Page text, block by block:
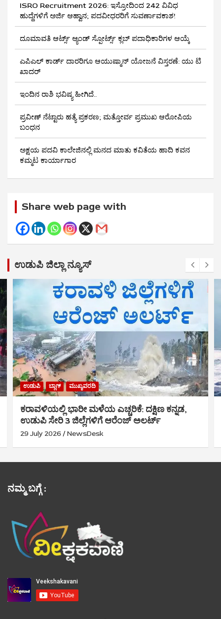
ISRO Recruitment 2026: ಇಸ್ರೋದಿಂದ 242 ವಿವಿಧ
ಹುದ್ದೆಗಳಿಗೆ ಅರ್ಜಿ ಆಹ್ವಾನ; ಪದವೀಧರರಿಗೆ ಸುವರ್ಣಾವಕಾಶ!
ದೂಮಾವತಿ ಆರ್ಟ್ಸ್ ಆ್ಯಂಡ್ ಸ್ಪೋರ್ಟ್ಸ್ ಕ್ಲಬ್‌ ಪದಾಧಿಕಾರಿಗಳ ಆಯ್ಕೆ
ಎಪಿಎಲ್ ಕಾರ್ಡ್ ದಾರರಿಗೂ ಆಯುಷ್ಮಾನ್ ಯೋಜನೆ ವಿಸ್ತರಣೆ: ಯು ಟಿ
ಖಾದರ್
ಇಂದಿನ ರಾಶಿ ಭವಿಷ್ಯ ಹೀಗಿದೆ..
ಪ್ರವೀಣ್ ನೆಟ್ಟಾರು ಹತ್ಯೆ ಪ್ರಕರಣ; ಮತ್ತೋರ್ವ ಪ್ರಮುಖ ಆರೋಪಿಯ
ಬಂಧನ
ಅಕ್ಷಯ ಪದವಿ ಕಾಲೇಜಿನಲ್ಲಿ ಮನದ ಮಾತು ಕವಿತೆಯ ಹಾದಿ ಕವನ
ಕಮ್ಮಟ ಕಾರ್ಯಾಗಾರ
Share web page with
ಉಡುಪಿ ಜಿಲ್ಲಾ ನ್ಯೂಸ್
ಉಡುಪಿ ಬ್ಲಾಗ್ ಮುಖ್ಯವರದಿ
ಕರಾವಳಿಯಲ್ಲಿ ಭಾರೀ ಮಳೆಯ ಎಚ್ಚರಿಕೆ: ದಕ್ಷಿಣ ಕನ್ನಡ,
ಉಡುಪಿ ಸೇರಿ 3 ಜಿಲ್ಲೆಗಳಿಗೆ ಆರೆಂಜ್ ಅಲರ್ಟ್
29 July 2026 NewsDesk
ನಮ್ಮ ಬಗ್ಗೆ :